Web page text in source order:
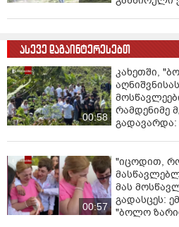
ასევე დაგაინტერესებთ
00:58
კახეთში,
რამდენიმე
00:57
"იცოდით,
მას
გადასცეს:
"ბოლო